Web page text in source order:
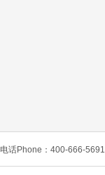
电话Phone：400-666-5691